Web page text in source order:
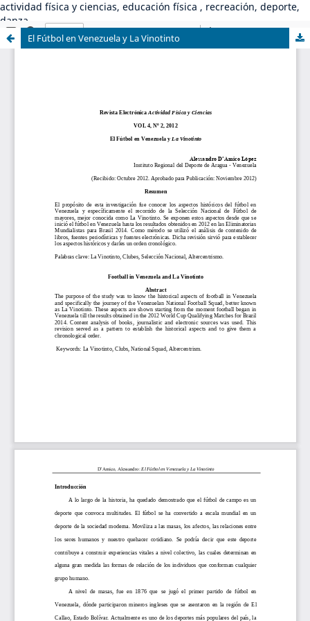
actividad física y ciencias, educación física , recreación, deporte,
danza
El Fútbol en Venezuela y La Vinotinto